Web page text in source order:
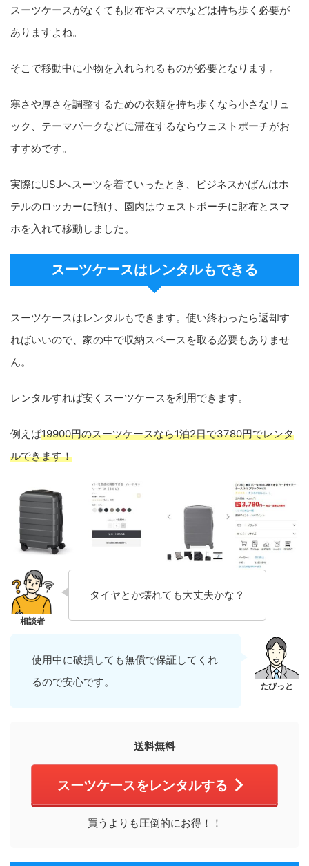
スーツケースがなくても財布やスマホなどは持ち歩く必要が
ありますよね。
そこで移動中に小物を入れられるものが必要となります。
寒さや厚さを調整するための衣類を持ち歩くなら小さなリュ
ック、テーマパークなどに滞在するならウェストポーチがお
すすめです。
実際にUSJへスーツを着ていったとき、ビジネスかばんはホ
テルのロッカーに預け、園内はウェストポーチに財布とスマ
ホを入れて移動しました。
スーツケースはレンタルもできる
スーツケースはレンタルもできます。使い終わったら返却す
ればいいので、家の中で収納スペースを取る必要もありませ
ん。
レンタルすれば安くスーツケースを利用できます。
例えば19900円のスーツケースなら1泊2日で3780円でレンタ
ルできます！
タイヤとか壊れても大丈夫かな？
使用中に破損しても無償で保証してくれ
るので安心です。
送料無料
スーツケースをレンタルする
買うよりも圧倒的にお得！！